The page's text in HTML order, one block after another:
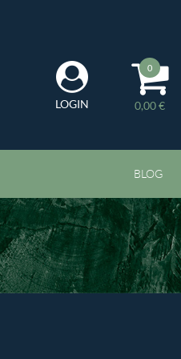
LOGIN
0
0,00 €
BLOG